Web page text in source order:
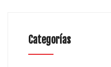
Categorías